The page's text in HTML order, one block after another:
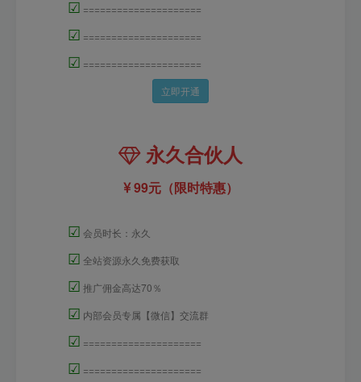
☑ =====================
☑ =====================
☑ =====================
立即开通
永久合伙人
99元（限时特惠）
☑ 会员时长：永久
☑ 全站资源永久免费获取
☑ 推广佣金高达70％
☑ 内部会员专属【微信】交流群
☑ =====================
☑ =====================